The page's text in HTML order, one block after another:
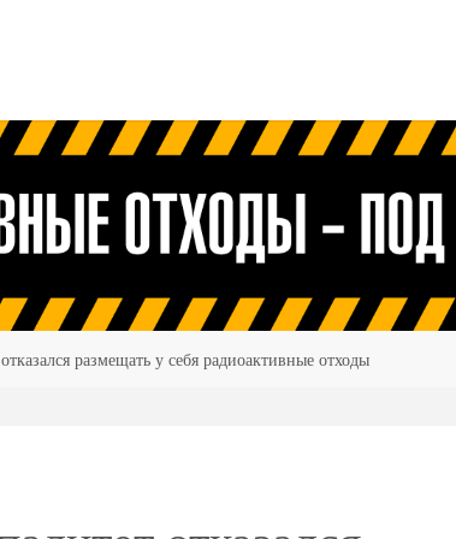
размещать у себя радиоактивные отходы